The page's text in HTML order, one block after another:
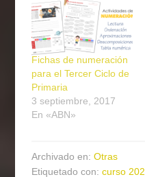
Fichas de numeración
para el Tercer Ciclo de
Primaria
3 septiembre, 2017
En «ABN»
Archivado en:Otras
Etiquetado con:curso